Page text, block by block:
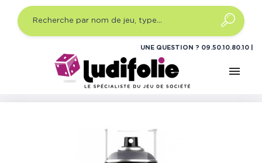
UNE QUESTION ? 09.50.10.80.10
menu
Jeux de figurines Accessoires
Peintures
Vallejo - Aérosol Hobby Paint : Noir